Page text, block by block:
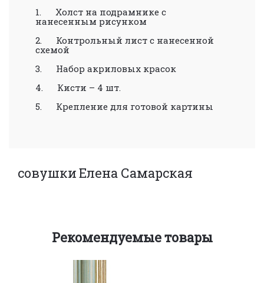
1. Холст на подрамнике с
нанесенным рисунком
2. Контрольный лист с нанесенной
схемой
3. Набор акриловых красок
4. Кисти – 4 шт.
5. Крепление для готовой картины
совушкиЕлена Самарская
Рекомендуемые товары